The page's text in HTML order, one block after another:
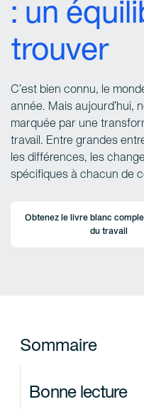
: un
trouver
C’est bien connu, le
année. Mais aujourd’hui,
marquée par une
travail. Entre grandes
les différences, les
spécifiques à chacun de
Obtenez le livre blanc
du travail
Sommaire
Bonne lecture